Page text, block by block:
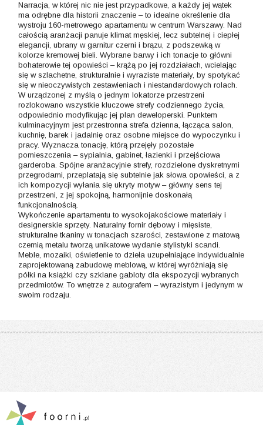
Narracja, w której nic nie jest przypadkowe, a każdy jej wątek
ma odrębne dla historii znaczenie – to idealne określenie dla
wystroju 160-metrowego apartamentu w centrum Warszawy. Nad
całością aranżacji panuje klimat męskiej, lecz subtelnej i ciepłej
elegancji, ubrany w garnitur czerni i brązu, z podszewką w
kolorze kremowej bieli. Wybrane barwy i ich tonacje to główni
bohaterowie tej opowieści – krążą po jej rozdziałach, wcielając
się w szlachetne, strukturalnie i wyraziste materiały, by spotykać
się w nieoczywistych zestawieniach i niestandardowych rolach.
W urządzonej z myślą o jednym lokatorze przestrzeni
rozlokowano wszystkie kluczowe strefy codziennego życia,
odpowiednio modyfikując jej plan deweloperski. Punktem
kulminacyjnym jest przestronna strefa dzienna, łącząca salon,
kuchnię, barek i jadalnię oraz osobne miejsce do wypoczynku i
pracy. Wyznacza tonację, którą przejęły pozostałe
pomieszczenia – sypialnia, gabinet, łazienki i przejściowa
garderoba. Spójne aranżacyjnie strefy, rozdzielone dyskretnymi
przegrodami, przeplatają się subtelnie jak słowa opowieści, a z
ich kompozycji wyłania się ukryty motyw – główny sens tej
przestrzeni, z jej spokojną, harmonijnie doskonałą
funkcjonalnością.
Wykończenie apartamentu to wysokojakościowe materiały i
designerskie sprzęty. Naturalny fornir dębowy i mięsiste,
strukturalne tkaniny w tonacjach szarości, zestawione z matową
czernią metalu tworzą unikatowe wydanie stylistyki scandi.
Meble, mozaiki, oświetlenie to dzieła uzupełniające indywidualnie
zaprojektowaną zabudowę meblową, w której wyróżniają się
półki na książki czy szklane gabloty dla ekspozycji wybranych
przedmiotów. To wnętrze z autografem – wyrazistym i jedynym w
swoim rodzaju.